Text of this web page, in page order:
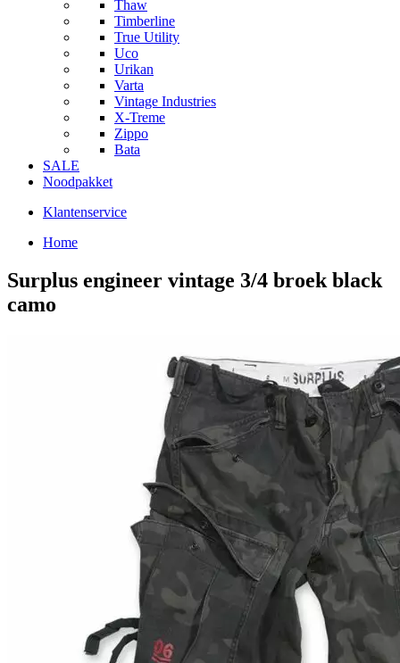
Thaw
Timberline
True Utility
Uco
Urikan
Varta
Vintage Industries
X-Treme
Zippo
Bata
SALE
Noodpakket
Klantenservice
Home
Surplus engineer vintage 3/4 broek black
camo